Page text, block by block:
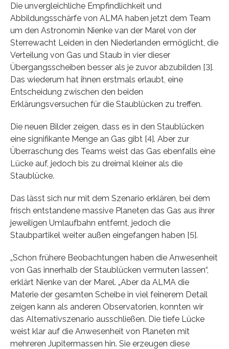
Die unvergleichliche Empfindlichkeit und
Abbildungsschärfe von ALMA haben jetzt dem Team
um den Astronomin Nienke van der Marel von der
Sterrewacht Leiden in den Niederlanden ermöglicht, die
Verteilung von Gas und Staub in vier dieser
Übergangsscheiben besser als je zuvor abzubilden [3].
Das wiederum hat ihnen erstmals erlaubt, eine
Entscheidung zwischen den beiden
Erklärungsversuchen für die Staublücken zu treffen.
Die neuen Bilder zeigen, dass es in den Staublücken
eine signifikante Menge an Gas gibt [4]. Aber zur
Überraschung des Teams weist das Gas ebenfalls eine
Lücke auf, jedoch bis zu dreimal kleiner als die
Staublücke.
Das lässt sich nur mit dem Szenario erklären, bei dem
frisch entstandene massive Planeten das Gas aus ihrer
jeweiligen Umlaufbahn entfernt, jedoch die
Staubpartikel weiter außen eingefangen haben [5].
„Schon frühere Beobachtungen haben die Anwesenheit
von Gas innerhalb der Staublücken vermuten lassen“,
erklärt Nienke van der Marel. „Aber da ALMA die
Materie der gesamten Scheibe in viel feinerem Detail
zeigen kann als anderen Observatorien, konnten wir
das Alternativszenario ausschließen. Die tiefe Lücke
weist klar auf die Anwesenheit von Planeten mit
mehreren Jupitermassen hin. Sie erzeugen diese